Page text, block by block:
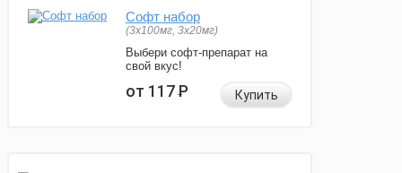
Софт набор
(3x100мг, 3x20мг)
Выбери софт-препарат на
свой вкус!
от 117Р Купить